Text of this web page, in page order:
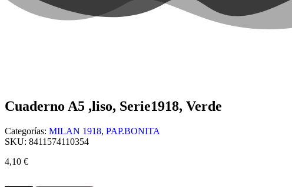
Cuaderno A5 ,liso, Serie1918, Verde
Categorías: MILAN 1918, PAP.BONITA
SKU: 8411574110354
4,10 €